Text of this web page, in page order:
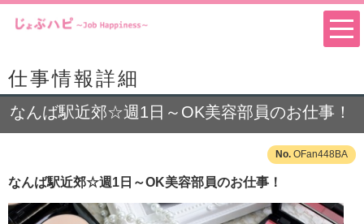
仕事情報詳細
なんば駅近郊☆週1日～OK美容部員のお仕事！
OFan448BA
なんば駅近郊☆週1日～OK美容部員のお仕事！